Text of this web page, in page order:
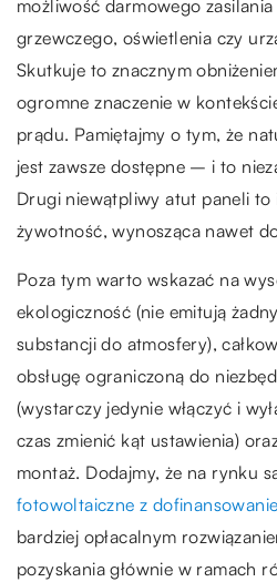
możliwość darmowego
grzewczego, oświetlenia czy
Skutkuje to znacznym
ogromne znaczenie w
prądu. Pamiętajmy o tym, że
jest zawsze dostępne – i to
Drugi niewątpliwy atut paneli to
żywotność, wynosząca nawet
Poza tym warto wskazać na
ekologiczność (nie emitują
substancji do atmosfery),
obsługę ograniczoną do
(wystarczy jedynie włączyć i
czas zmienić kąt ustawienia)
montaż. Dodajmy, że na rynku
fotowoltaiczne z
bardziej opłacalnym
pozyskania głównie w ramach